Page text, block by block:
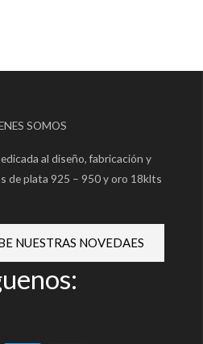
SOMOS
al diseño, fabricación y
de plata 925 – 950 y oro 18klts
NUESTRAS NOVEDAES